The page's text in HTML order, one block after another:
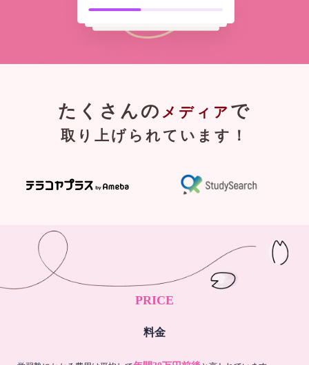
たくさんの メディア で
取り上げられています！
PRICE
料金